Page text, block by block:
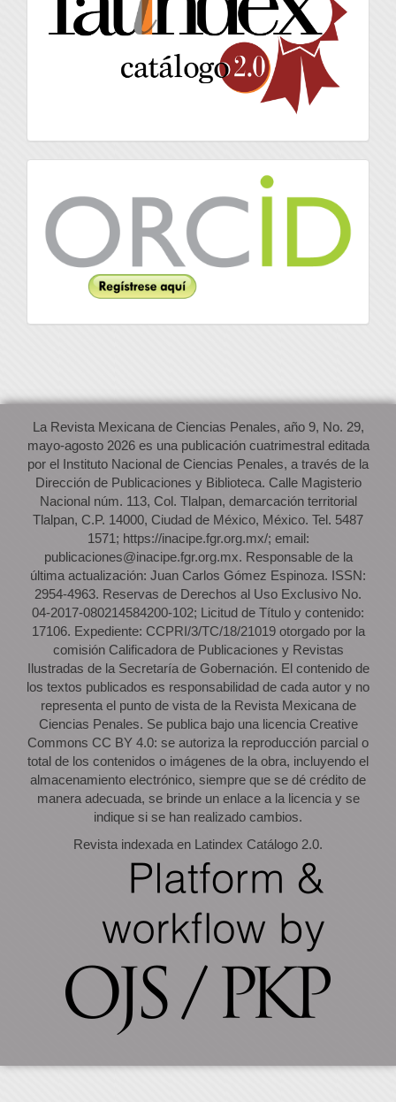
La Revista Mexicana de Ciencias Penales, año 9, No. 29,
mayo-agosto 2026 es una publicación cuatrimestral editada
por el Instituto Nacional de Ciencias Penales, a través de la
Dirección de Publicaciones y Biblioteca. Calle Magisterio
Nacional núm. 113, Col. Tlalpan, demarcación territorial
Tlalpan, C.P. 14000, Ciudad de México, México. Tel. 5487
1571; https://inacipe.fgr.org.mx/; email:
publicaciones@inacipe.fgr.org.mx. Responsable de la
última actualización: Juan Carlos Gómez Espinoza. ISSN:
2954-4963. Reservas de Derechos al Uso Exclusivo No.
04-2017-080214584200-102; Licitud de Título y contenido:
17106. Expediente: CCPRI/3/TC/18/21019 otorgado por la
comisión Calificadora de Publicaciones y Revistas
Ilustradas de la Secretaría de Gobernación. El contenido de
los textos publicados es responsabilidad de cada autor y no
representa el punto de vista de la Revista Mexicana de
Ciencias Penales. Se publica bajo una licencia Creative
Commons CC BY 4.0: se autoriza la reproducción parcial o
total de los contenidos o imágenes de la obra, incluyendo el
almacenamiento electrónico, siempre que se dé crédito de
manera adecuada, se brinde un enlace a la licencia y se
indique si se han realizado cambios.
Revista indexada en Latindex Catálogo 2.0.